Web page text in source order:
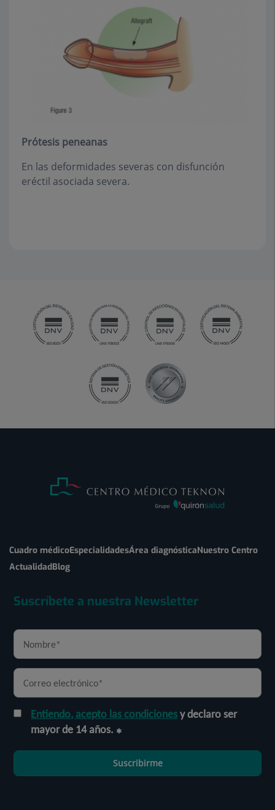
Prótesis peneanas
En las deformidades severas con disfunción
eréctil asociada severa.
Cuadro médicoEspecialidadesÁrea diagnósticaNuestro Centro
ActualidadBlog
Suscríbete a nuestra Newsletter
Entiendo, acepto las condicionesy declaro ser
mayor de 14 años.
Suscribirme